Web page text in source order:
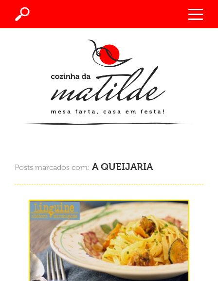
Posts marcados com: A QUEIJARIA